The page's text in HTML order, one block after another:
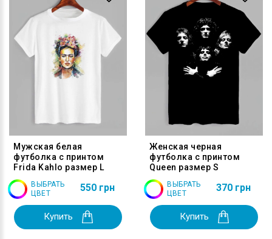
Мужская белая
футболка с принтом
Frida Kahlo размер L
ВЫБРАТЬ
ЦВЕТ
550 грн
Купить
Женская черная
футболка с принтом
Queen размер S
ВЫБРАТЬ
ЦВЕТ
370 грн
Купить